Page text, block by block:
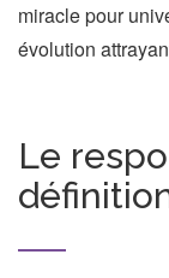
miracle pour
évolution
Le